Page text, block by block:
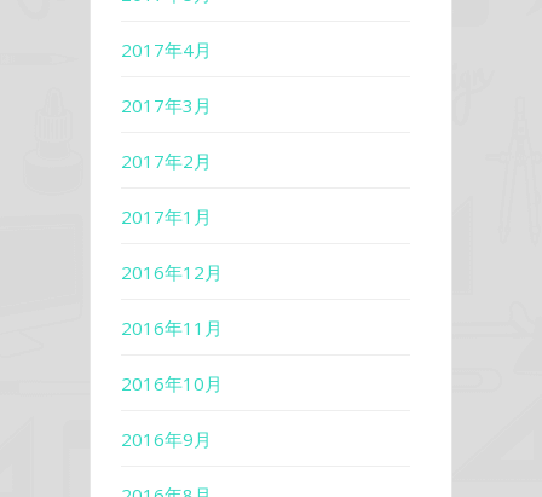
2017年4月
2017年3月
2017年2月
2017年1月
2016年12月
2016年11月
2016年10月
2016年9月